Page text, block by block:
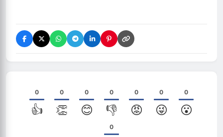
0
👍
0
👏
0
😊
0
👎
0
😡
0
😜
0
😮
0